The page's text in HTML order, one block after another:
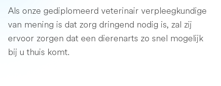
Als onze gediplomeerd veterinair verpleegkundige
van mening is dat zorg dringend nodig is, zal zij
ervoor zorgen dat een dierenarts zo snel mogelijk
bij u thuis komt.